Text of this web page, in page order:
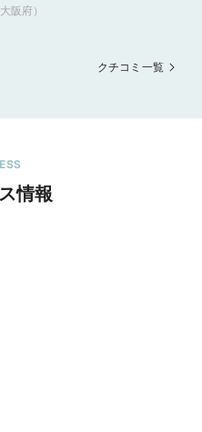
ーさは無いものの、アフター
常使いとしての使いやすさは
阪府）
クチコミ一覧
情報